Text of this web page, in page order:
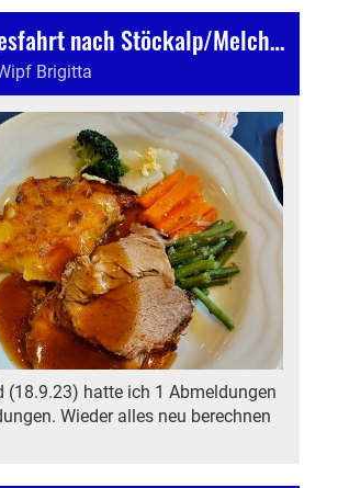
VS08 - Tagesfahrt nach Stöckalp/Melchsee-Frutt
Brigitta
(18.9.23) hatte ich 1 Abmeldungen
Wieder alles neu berechnen